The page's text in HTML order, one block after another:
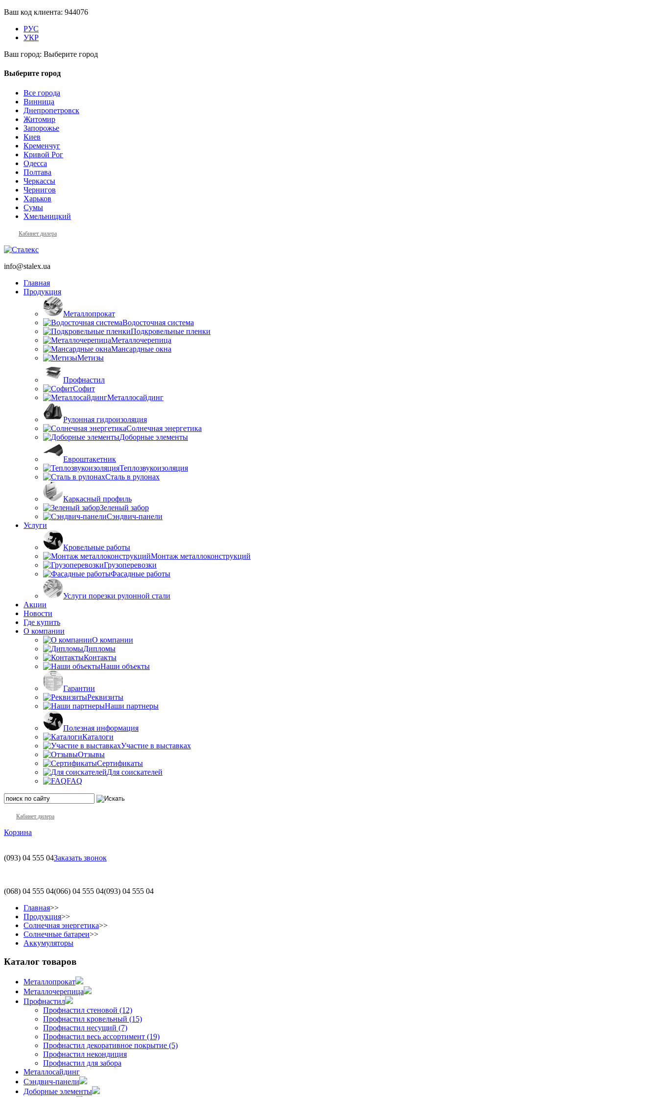
Ваш код клиента: 944076
РУС
УКР
Ваш город: Выберите город
Выберите город
Все города
Винница
Днепропетровск
Житомир
Запорожье
Киев
Кременчуг
Кривой Рог
Одесса
Полтава
Черкассы
Чернигов
Харьков
Сумы
Хмельницкий
Кабинет дилера
info@stalex.ua
Главная
Продукция
Металлопрокат
Водосточная система
Подкровельные пленки
Металлочерепица
Мансардные окна
Метизы
Профнастил
Софит
Металлосайдинг
Рулонная гидроизоляция
Солнечная энергетика
Доборные элементы
Евроштакетник
Теплозвукоизоляция
Сталь в рулонах
Каркасный профиль
Зеленый забор
Сэндвич-панели
Услуги
Кровельные работы
Монтаж металлоконструкций
Грузоперевозки
Фасадные работы
Услуги порезки рулонной стали
Акции
Новости
Где купить
О компании
О компании
Дипломы
Контакты
Наши объекты
Гарантии
Реквизиты
Наши партнеры
Полезная информация
Каталоги
Участие в выставках
Отзывы
Сертификаты
Для соискателей
FAQ
Кабинет дилера
Корзина
(093) 04 555 04Заказать звонок
(068) 04 555 04(066) 04 555 04(093) 04 555 04
Главная>>
Продукция>>
Солнечная энергетика>>
Солнечные батареи>>
Аккумуляторы
Каталог товаров
Металлопрокат
Металлочерепица
Профнастил
Профнастил стеновой (12)
Профнастил кровельный (15)
Профнастил несущий (7)
Профнастил весь ассортимент (19)
Профнастил декоративное покрытие (5)
Профнастил некондиция
Профнастил для забора
Металлосайдинг
Сэндвич-панели
Доборные элементы